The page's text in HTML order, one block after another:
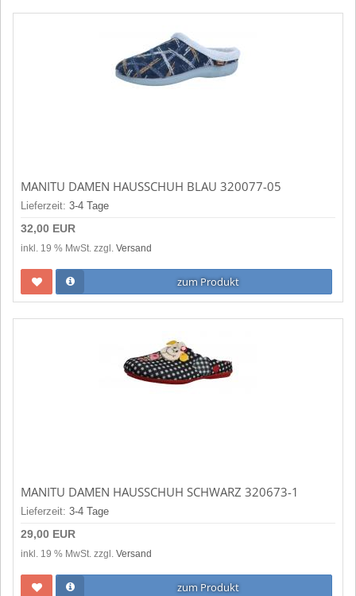
MANITU DAMEN HAUSSCHUH BLAU 320077-05
Lieferzeit: 3-4 Tage
32,00 EUR
inkl. 19 % MwSt. zzgl. Versand
zum Produkt
MANITU DAMEN HAUSSCHUH SCHWARZ 320673-1
Lieferzeit: 3-4 Tage
29,00 EUR
inkl. 19 % MwSt. zzgl. Versand
zum Produkt